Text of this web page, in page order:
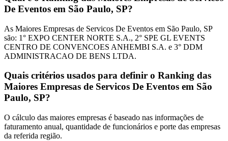
De Eventos em São Paulo, SP?
As Maiores Empresas de Servicos De Eventos em São Paulo, SP
são: 1° EXPO CENTER NORTE S.A., 2° SPE GL EVENTS
CENTRO DE CONVENCOES ANHEMBI S.A. e 3° DDM
ADMINISTRACAO DE BENS LTDA.
Quais critérios usados para definir o Ranking das
Maiores Empresas de Servicos De Eventos em São
Paulo, SP?
O cálculo das maiores empresas é baseado nas informações de
faturamento anual, quantidade de funcionários e porte das empresas
da referida região.